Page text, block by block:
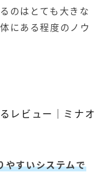
のはとても大きな
にある程度のノウ
レビュー ｜ ミナオ
すいシステムで